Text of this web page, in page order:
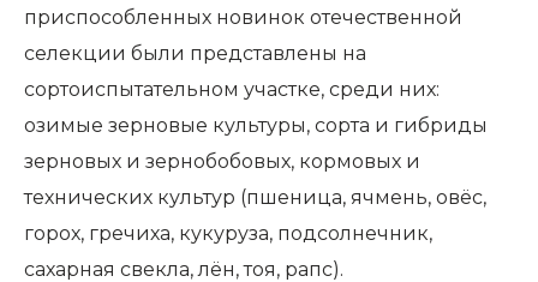
приспособленных новинок отечественной
селекции были представлены на
сортоиспытательном участке, среди них:
озимые зерновые культуры, сорта и гибриды
зерновых и зернобобовых, кормовых и
технических культур (пшеница, ячмень, овёс,
горох, гречиха, кукуруза, подсолнечник,
сахарная свекла, лён, тоя, рапс).